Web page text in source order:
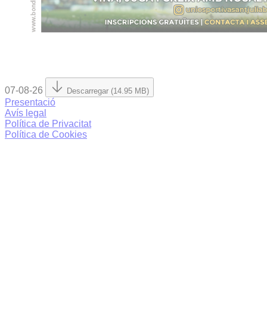
07-08-26 Descarregar (14.95 MB)
Presentació
Avís legal
Política de Privacitat
Política de Cookies